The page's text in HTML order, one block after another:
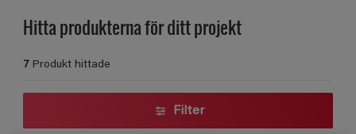
Hitta produkterna för ditt projekt
7 Produkt hittade
Filter